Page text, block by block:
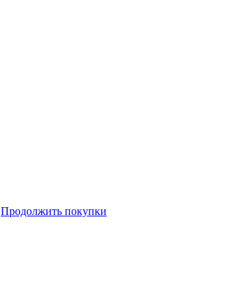
Продолжить покупки